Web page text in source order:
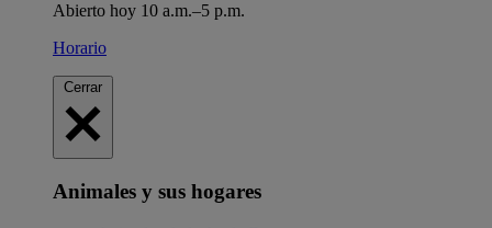
Abierto hoy 10 a.m.–5 p.m.
Horario
Cerrar
Animales y sus hogares